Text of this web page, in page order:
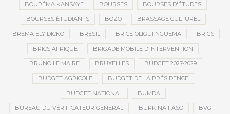
BOURÉMA KANSAYE BOURSES BOURSES D'ÉTUDES
BOURSES ÉTUDIANTS BOZO BRASSAGE CULTUREL
BRÉMA ELY DICKO BRÉSIL BRICE OLIGUI NGUEMA BRICS
BRICS AFRIQUE BRIGADE MOBILE D’INTERVENTION
BRUNO LE MAIRE BRUXELLES BUDGET 2027-2029
BUDGET AGRICOLE BUDGET DE LA PRÉSIDENCE
BUDGET NATIONAL BUMDA
BUREAU DU VÉRIFICATEUR GÉNÉRAL BURKINA FASO BVG